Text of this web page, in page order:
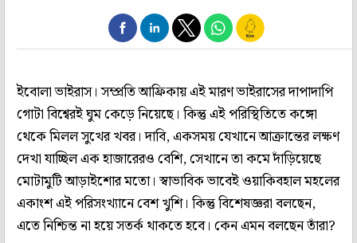
ইবোলা ভাইরাস। সম্প্রতি আফ্রিকায় এই মারণ ভাইরাসের দাপাদাপি
গোটা বিশ্বেরই ঘুম কেড়ে নিয়েছে। কিন্তু এই পরিস্থিতিতে কঙ্গো
থেকে মিলল সুখের খবর। দাবি, একসময় যেখানে আক্রান্তের লক্ষণ
দেখা যাচ্ছিল এক হাজারেরও বেশি, সেখানে তা কমে দাঁড়িয়েছে
মোটামুটি আড়াইশোর মতো। স্বাভাবিক ভাবেই ওয়াকিবহাল মহলের
একাংশ এই পরিসংখ্যানে বেশ খুশি। কিন্তু বিশেষজ্ঞরা বলছেন,
এতে নিশ্চিন্ত না হয়ে সতর্ক থাকতে হবে। কেন এমন বলছেন তাঁরা?